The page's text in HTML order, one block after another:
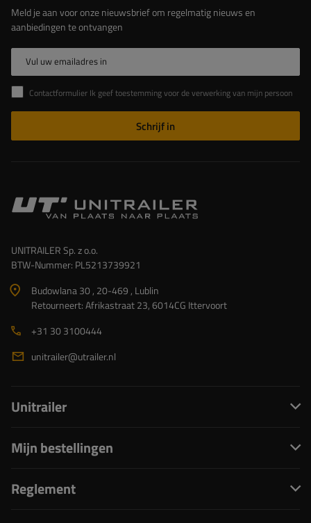
Meld je aan voor onze nieuwsbrief om regelmatig nieuws en
aanbiedingen te ontvangen
Vul uw emailadres in
Contactformulier Ik geef toestemming voor de verwerking van mijn persoonlijke gegevens in het contactformulier in overeenstemming met de Verordening van het Europees Parlement en de Raad (EU)
Schrijf in
UNITRAILER Sp. z o.o.
BTW-Nummer: PL5213739921
Budowlana 30 , 20-469 , Lublin
Retourneert: Afrikastraat 23, 6014CG Ittervoort
+31 30 3100444
unitrailer@utrailer.nl
Unitrailer
Mijn bestellingen
Reglement